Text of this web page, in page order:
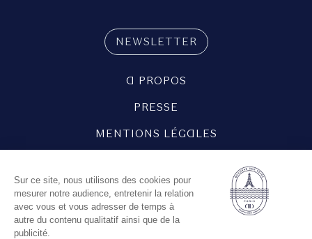
NEWSLETTER
A PROPOS
PRESSE
MENTIONS LÉGALES
POLITIQUE DE GESTION DES COOKIES
REJOIGNEZ-NOUS